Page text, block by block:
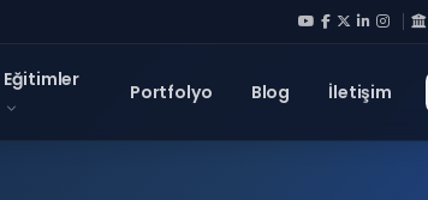
Eğitimler
Portfolyo Blog İletişim